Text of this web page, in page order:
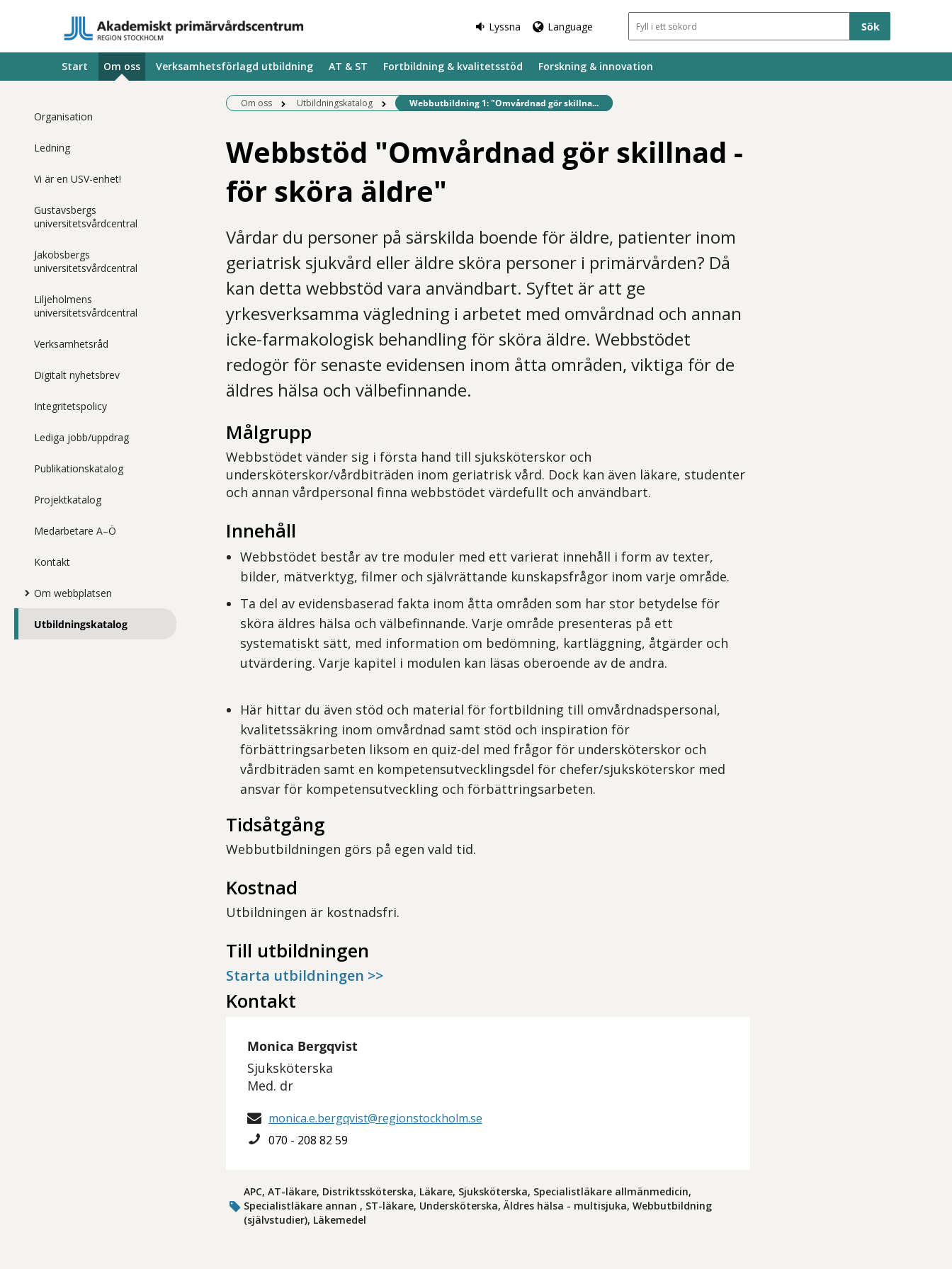
Lyssna Language Sökfält
Start Om oss Verksamhetsförlagd utbildning AT & ST Fortbildning & kvalitetsstöd Forskning & innovation
Organisation
Ledning
Vi är en USV-enhet!
Gustavsbergs
universitetsvårdcentral
Jakobsbergs
universitetsvårdcentral
Liljeholmens
universitetsvårdcentral
Verksamhetsråd
Digitalt nyhetsbrev
Integritetspolicy
Lediga jobb/uppdrag
Publikationskatalog
Projektkatalog
Medarbetare A–Ö
Kontakt
Om webbplatsen
Utbildningskatalog
Om oss Utbildningskatalog Befintlig sida:
Webbutbildning 1: "Omvårdnad gör skillna...
Webbstöd "Omvårdnad gör skillnad -
för sköra äldre"
Vårdar du personer på särskilda boende för äldre, patienter inom
geriatrisk sjukvård eller äldre sköra personer i primärvården? Då
kan detta webbstöd vara användbart. Syftet är att ge
yrkesverksamma vägledning i arbetet med omvårdnad och annan
icke-farmakologisk behandling för sköra äldre. Webbstödet
redogör för senaste evidensen inom åtta områden, viktiga för de
äldres hälsa och välbefinnande.
Målgrupp
Webbstödet vänder sig i första hand till sjuksköterskor och
undersköterskor/vårdbiträden inom geriatrisk vård. Dock kan även läkare, studenter
och annan vårdpersonal finna webbstödet värdefullt och användbart.
Innehåll
Webbstödet består av tre moduler med ett varierat innehåll i form av texter,
bilder, mätverktyg, filmer och självrättande kunskapsfrågor inom varje område.
Ta del av evidensbaserad fakta inom åtta områden som har stor betydelse för
sköra äldres hälsa och välbefinnande. Varje område presenteras på ett
systematiskt sätt, med information om bedömning, kartläggning, åtgärder och
utvärdering. Varje kapitel i modulen kan läsas oberoende av de andra.
Här hittar du även stöd och material för fortbildning till omvårdnadspersonal,
kvalitetssäkring inom omvårdnad samt stöd och inspiration för
förbättringsarbeten liksom en quiz-del med frågor för undersköterskor och
vårdbiträden samt en kompetensutvecklingsdel för chefer/sjuksköterskor med
ansvar för kompetensutveckling och förbättringsarbeten.
Tidsåtgång
Webbutbildningen görs på egen vald tid.
Kostnad
Utbildningen är kostnadsfri.
Till utbildningen
Starta utbildningen >>
Kontakt
Monica Bergqvist
Sjuksköterska
Med. dr
monica.e.bergqvist@regionstockholm.se
070 - 208 82 59
APC, AT-läkare, Distriktssköterska, Läkare, Sjuksköterska, Specialistläkare allmänmedicin,
Specialistläkare annan , ST-läkare, Undersköterska, Äldres hälsa - multisjuka, Webbutbildning
(självstudier), Läkemedel